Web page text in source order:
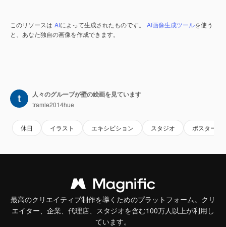
このリソースは AIによって生成されたものです。 AI画像生成ツールを使う
と、あなた独自の画像を作成できます。
人々のグループが壁の絵画を見ています
tramle2014hue
休日 イラスト エキシビション スタジオ ポスター
最高のクリエイティブ制作を導くためのプラットフォーム。クリ
エイター、企業、代理店、スタジオを含む100万人以上が利用し
ています。